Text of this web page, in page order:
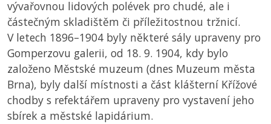
vývařovnou lidových polévek pro chudé, ale i
částečným skladištěm či příležitostnou tržnicí.
V letech 1896–1904 byly některé sály upraveny pro
Gomperzovu galerii, od 18. 9. 1904, kdy bylo
založeno Městské muzeum (dnes Muzeum města
Brna), byly další místnosti a část klášterní Křížové
chodby s refektářem upraveny pro vystavení jeho
sbírek a městské lapidárium.